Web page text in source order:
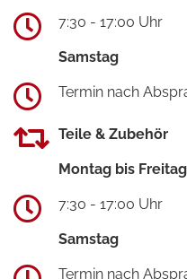
7:30 - 17:00 Uhr
Samstag
Termin nach
Teile & Zubehör
Montag bis Freitag
7:30 - 17:00 Uhr
Samstag
Termin nach